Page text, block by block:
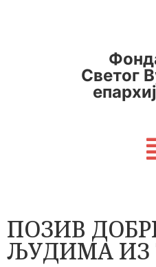
Светог
ПОЗИВ
ЉУДИМА ИЗ